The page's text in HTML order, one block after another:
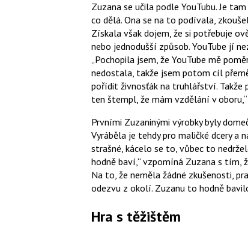
Zuzana se učila podle YouTubu. Je
co dělá. Ona se na to podívala,
Získala však dojem, že si potřebuje
nebo jednodušší způsob. YouTube jí
Pochopila jsem, že YouTube mě
nedostala, takže jsem potom cíl
pořídit živnosťák na truhlářství. Takže
ten štempl, že mám vzdělání v oboru,
Prvními Zuzaninými výrobky byly
Vyráběla je tehdy pro maličké dcery a
strašné, kácelo se to, vůbec to
hodně baví, vzpomíná Zuzana s tím,
Na to, že neměla žádné zkušenosti,
odezvu z okolí. Zuzanu to hodně
Hra s těžištěm